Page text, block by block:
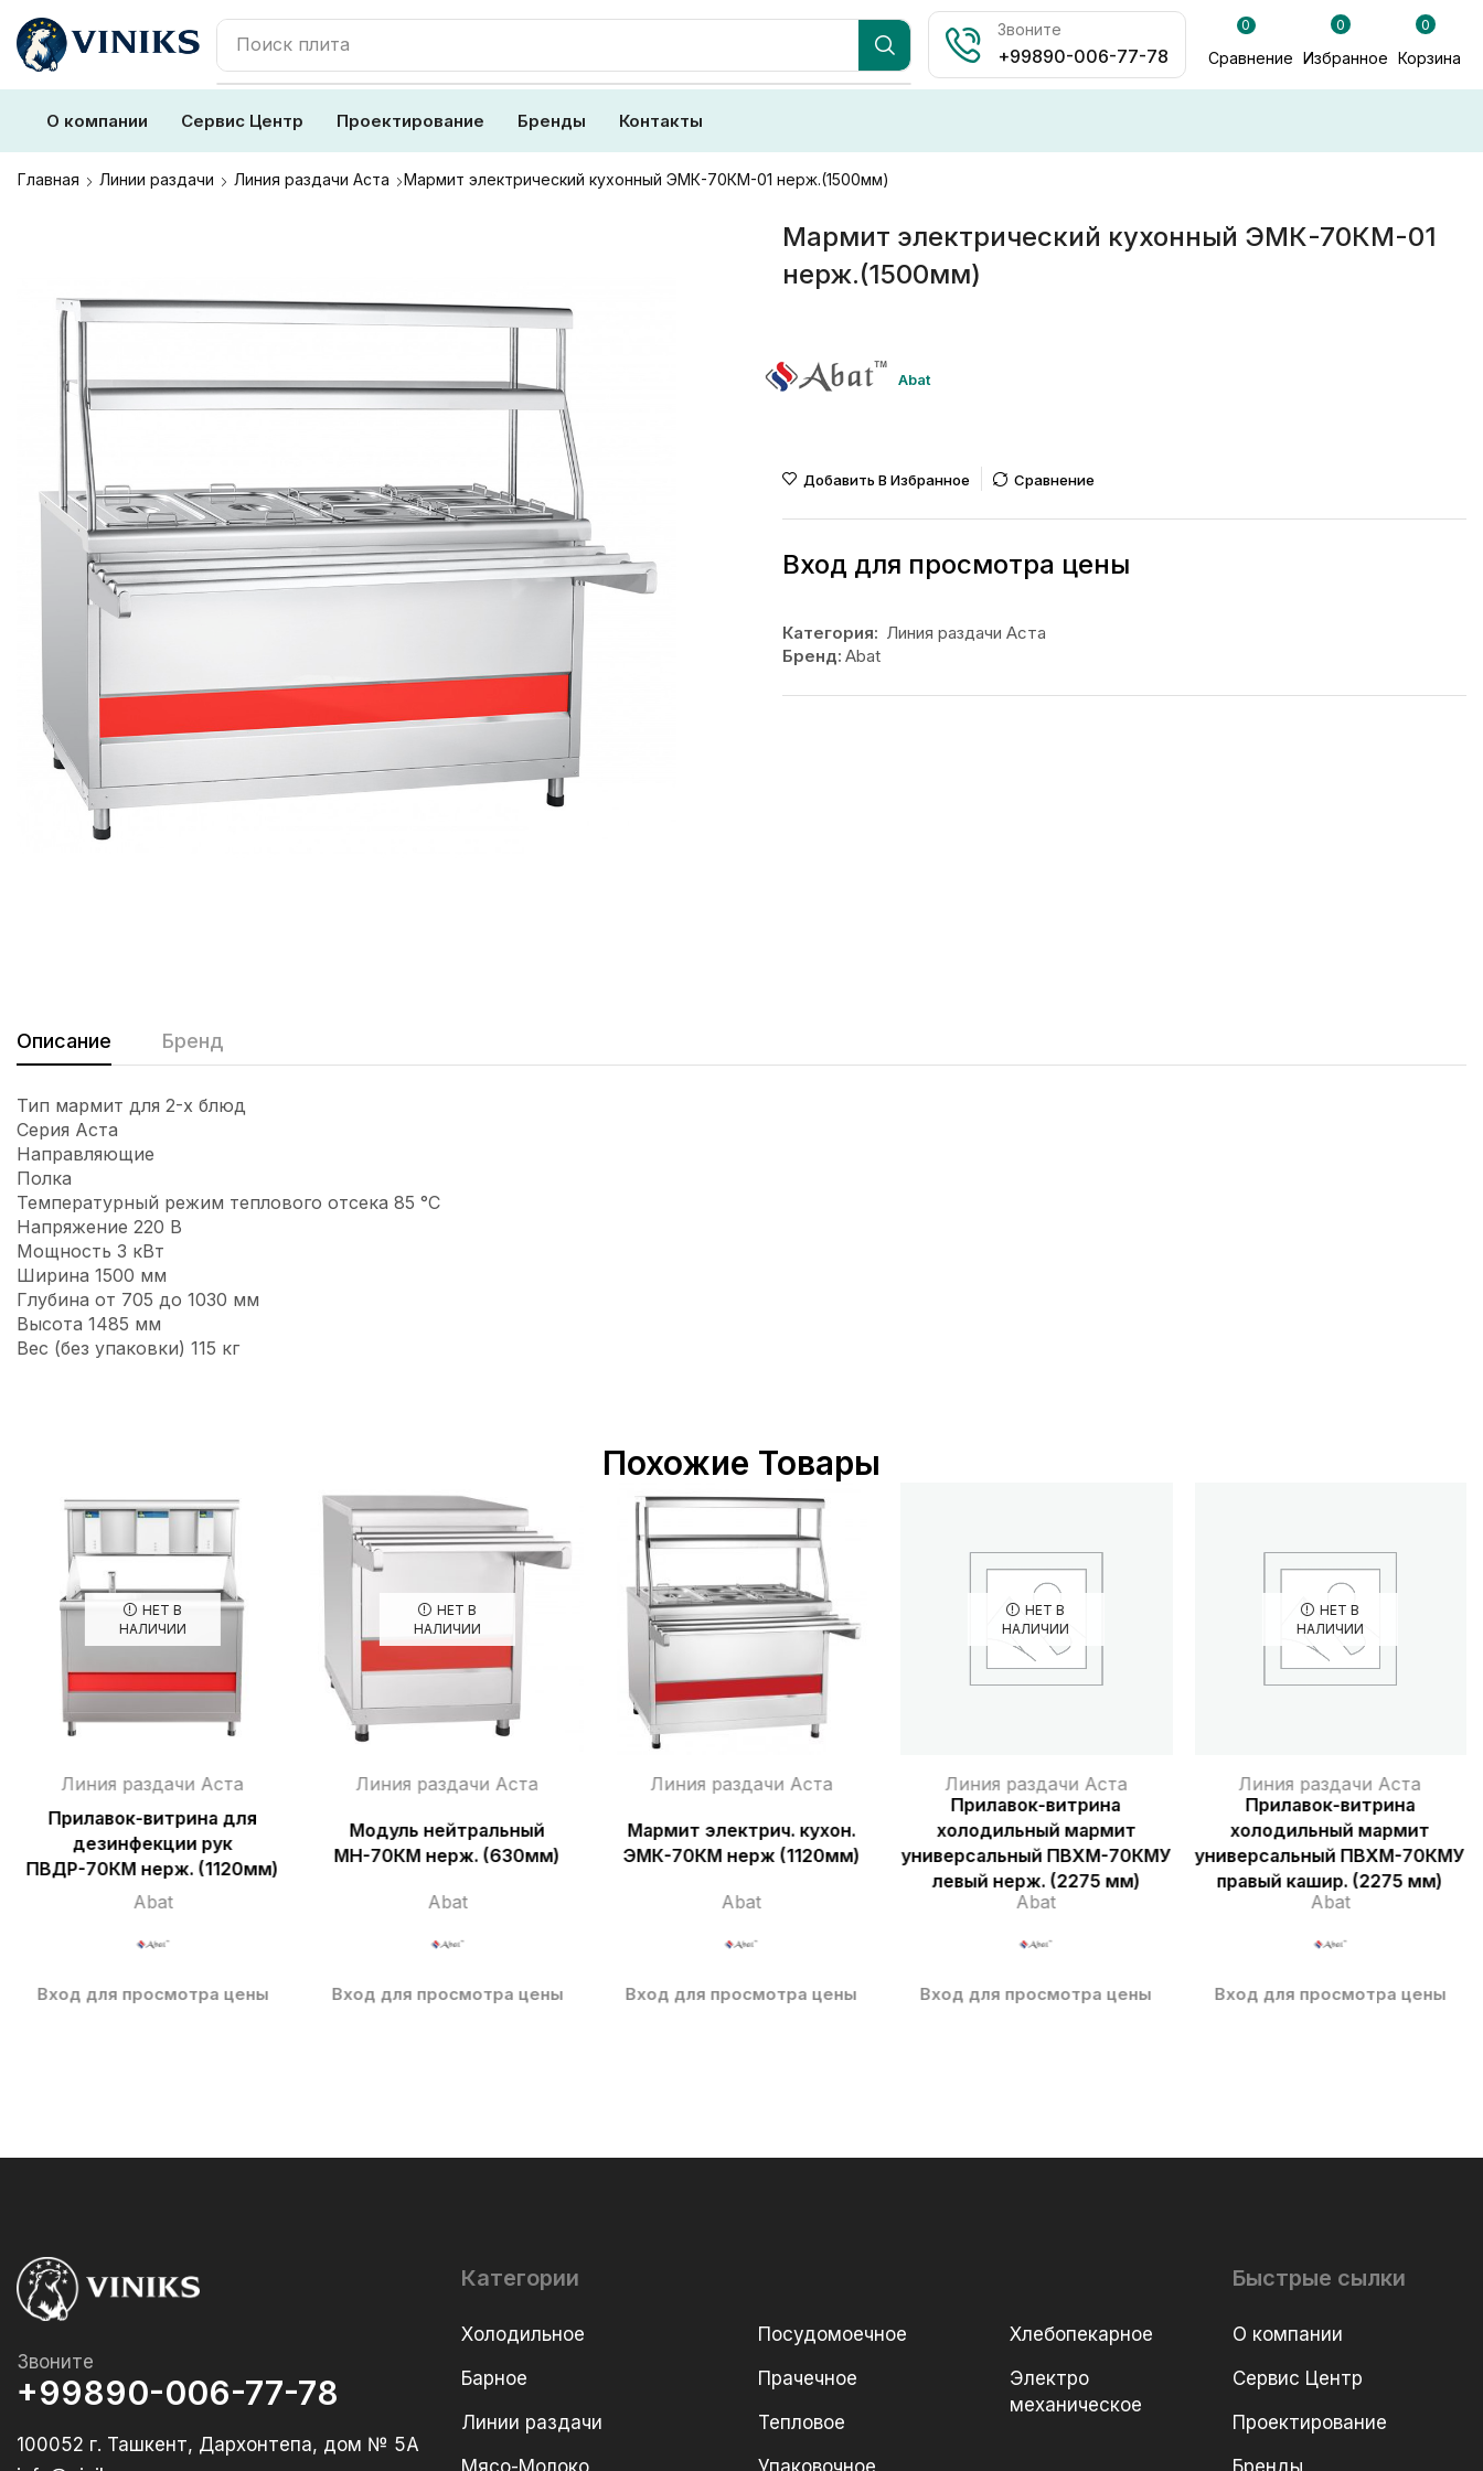
Поиск плита
Звоните
+99890-006-77-78
0
Сравнение
0
Избранное
0
Корзина
О компании Сервис Центр Проектирование Бренды Контакты
Главная Линии раздачи Линия раздачи Аста Мармит электрический кухонный ЭМК-70КМ-01 нерж.(1500мм)
Мармит электрический кухонный ЭМК-70КМ-01
нерж.(1500мм)
Abat
Добавить В Избранное Сравнение
Вход для просмотра цены
Категория: Линия раздачи Аста
Бренд: Abat
Описание Бренд
Тип мармит для 2-х блюд
Серия Аста
Направляющие
Полка
Температурный режим теплового отсека 85 °C
Напряжение 220 В
Мощность 3 кВт
Ширина 1500 мм
Глубина от 705 до 1030 мм
Высота 1485 мм
Вес (без упаковки) 115 кг
Похожие Товары
НЕТ В
НАЛИЧИИ
Линия раздачи Аста
Прилавок-витрина для
дезинфекции рук
ПВДР-70КМ нерж. (1120мм)
Abat
Вход для просмотра цены
НЕТ В
НАЛИЧИИ
Линия раздачи Аста
Модуль нейтральный
МН-70КМ нерж. (630мм)
Abat
Вход для просмотра цены
Линия раздачи Аста
Мармит электрич. кухон.
ЭМК-70КМ нерж (1120мм)
Abat
Вход для просмотра цены
НЕТ В
НАЛИЧИИ
Линия раздачи Аста
Прилавок-витрина
холодильный мармит
универсальный ПВХМ-70КМУ
левый нерж. (2275 мм)
Abat
Вход для просмотра цены
НЕТ В
НАЛИЧИИ
Линия раздачи Аста
Прилавок-витрина
холодильный мармит
универсальный ПВХМ-70КМУ
правый кашир. (2275 мм)
Abat
Вход для просмотра цены
Звоните
+99890-006-77-78
100052 г. Ташкент, Дархонтепа, дом № 5А
Категории
Холодильное
Барное
Линии раздачи
Посудомоечное
Прачечное
Тепловое
Хлебопекарное
Электро
механическое
Быстрые сылки
О компании
Сервис Центр
Проектирование